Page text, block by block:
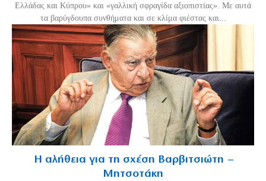
Ελλάδας και Κύπρου» και «γαλλική σφραγίδα αξιοπιστίας». Με αυτά
τα βαρύγδουπα συνθήματα και σε κλίμα φιέστας και...
Η αλήθεια για τη σχέση Βαρβιτσιώτη –
Μητσοτάκη